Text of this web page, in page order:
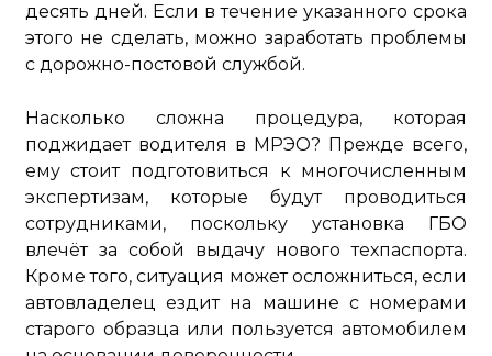
десять дней. Если в течение указанного срока
этого не сделать, можно заработать проблемы
с дорожно-постовой службой.
Насколько сложна процедура, которая
поджидает водителя в МРЭО? Прежде всего,
ему стоит подготовиться к многочисленным
экспертизам, которые будут проводиться
сотрудниками, поскольку установка ГБО
влечёт за собой выдачу нового техпаспорта.
Кроме того, ситуация может осложниться, если
автовладелец ездит на машине с номерами
старого образца или пользуется автомобилем